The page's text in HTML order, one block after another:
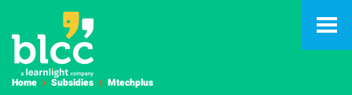
Home Subsidies Mtechplus